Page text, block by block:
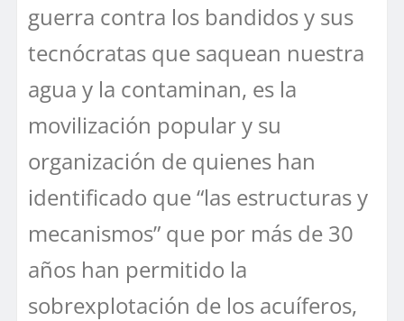
guerra contra los bandidos y sus
tecnócratas que saquean nuestra
agua y la contaminan, es la
movilización popular y su
organización de quienes han
identificado que “las estructuras y
mecanismos” que por más de 30
años han permitido la
sobrexplotación de los acuíferos,